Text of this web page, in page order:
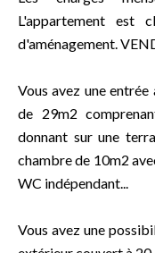
L'appartement est
d'aménagement.
Vous avez une
de 29m2
donnant sur une
chambre de 10m2
WC indépendant...
Vous avez une